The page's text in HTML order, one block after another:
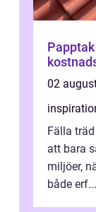
Papptak växjö
02
Fälla
att bara
miljöer,
både erf...